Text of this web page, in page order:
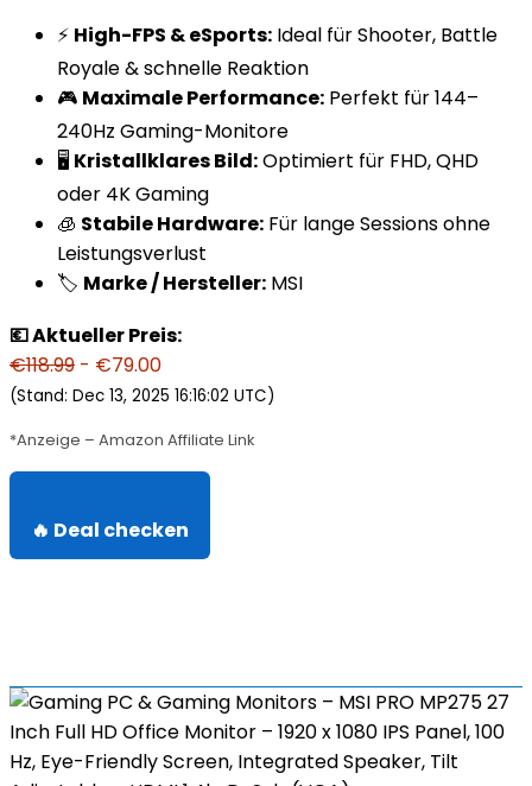
⚡ High-FPS & eSports: Ideal für Shooter, Battle
Royale & schnelle Reaktion
🎮 Maximale Performance: Perfekt für 144–
240Hz Gaming-Monitore
🖥️ Kristallklares Bild:Optimiert für FHD, QHD
oder 4K Gaming
🧊 Stabile Hardware: Für lange Sessions ohne
Leistungsverlust
🏷️ Marke / Hersteller: MSI
💶 Aktueller Preis:
€118.99 - €79.00
(Stand: Dec 13, 2025 16:16:02 UTC)
*Anzeige – Amazon Affiliate Link
🔥 Deal checken